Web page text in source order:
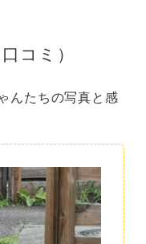
コミ）
んたちの写真と感